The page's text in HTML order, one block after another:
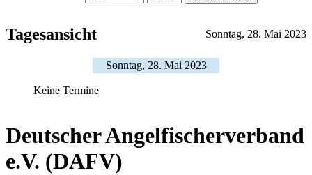
Tagesansicht Sonntag, 28. Mai 2023
Sonntag, 28. Mai 2023
Keine Termine
Deutscher Angelfischerverband
e.V. (DAFV)